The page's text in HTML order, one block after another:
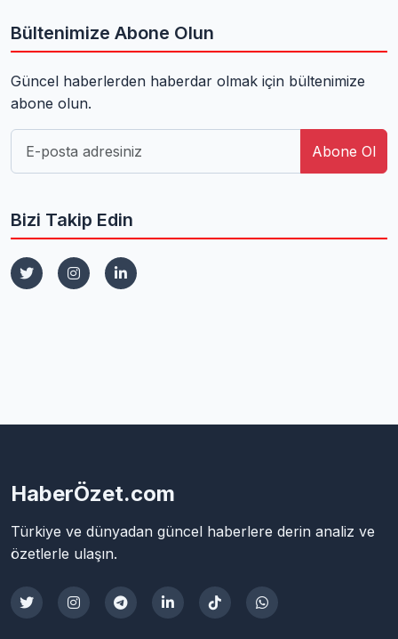
Bültenimize Abone Olun
Güncel haberlerden haberdar olmak için bültenimize
abone olun.
Abone Ol
Bizi Takip Edin
HaberÖzet.com
Türkiye ve dünyadan güncel haberlere derin analiz ve
özetlerle ulaşın.